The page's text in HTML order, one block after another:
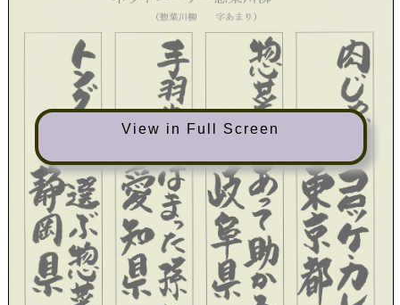
View in Full Screen